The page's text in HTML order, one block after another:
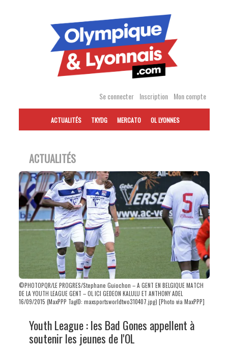
Se connecter Inscription Mon compte
ACTUALITÉS TKYDG MERCATO OL LYONNES
ACTUALITÉS
©PHOTOPQR/LE PROGRES/Stephane Guiochon – A GENT EN BELGIQUE MATCH
DE LA YOUTH LEAGUE GENT – OL ICI GEDEON KALULU ET ANTHONY ADEL
16/09/2015 (MaxPPP TagID: maxsportsworldtwo310407.jpg) [Photo via MaxPPP]
Youth League : les Bad Gones appellent à
soutenir les jeunes de l'OL